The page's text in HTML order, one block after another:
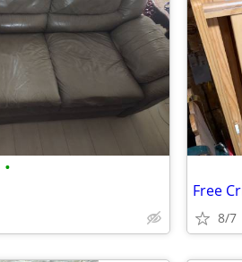
•
Free
8/7